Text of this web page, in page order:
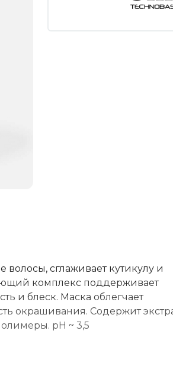
сглаживает кутикулу и
комплекс поддерживает
и блеск. Маска облегчает
окрашивания. Содержит
рН ~ 3,5